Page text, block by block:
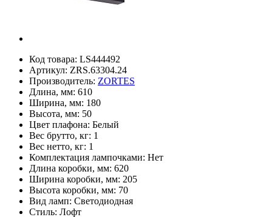
Код товара: LS444492
Артикул: ZRS.63304.24
Производитель: ZORTES
Длина, мм: 610
Ширина, мм: 180
Высота, мм: 50
Цвет плафона: Белый
Вес брутто, кг: 1
Вес нетто, кг: 1
Комплектация лампочками: Нет
Длина коробки, мм: 620
Ширина коробки, мм: 205
Высота коробки, мм: 70
Вид ламп: Светодиодная
Стиль: Лофт